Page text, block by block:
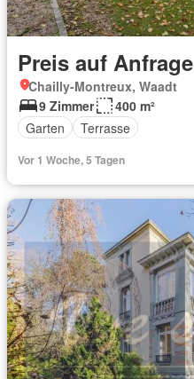
Preis auf Anfrage
Chailly-Montreux, Waadt
9 Zimmer
400 m²
Garten
Terrasse
Vor 1 Woche, 5 Tagen